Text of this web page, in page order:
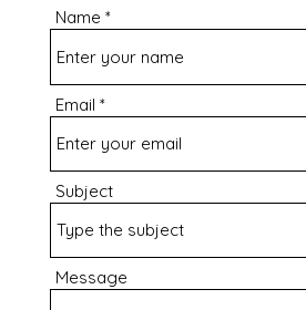
Name
Email
Subject
Message